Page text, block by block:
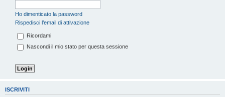
Ho dimenticato la password
Rispedisci l’email di attivazione
Ricordami
Nascondi il mio stato per questa sessione
ISCRIVITI